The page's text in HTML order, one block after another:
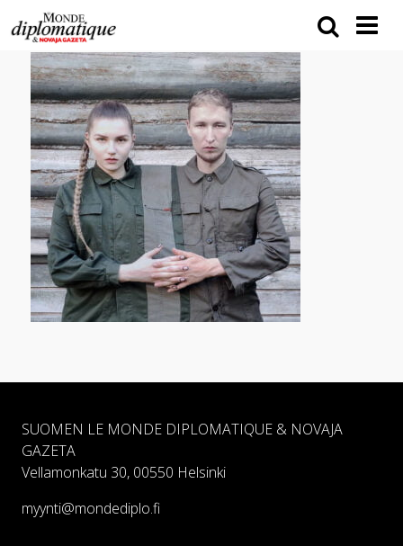
SUOMEN LE MONDE DIPLOMATIQUE & NOVAJA
GAZETA
Vellamonkatu 30, 00550 Helsinki
myynti@mondediplo.fi